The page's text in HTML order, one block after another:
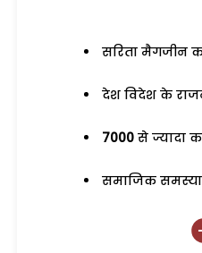
सरिता मैगजीन
देश विदेश के
7000 से ज्यादा
समाजिक